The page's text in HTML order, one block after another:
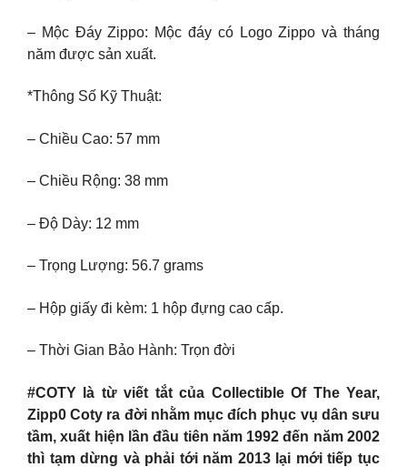
– Mộc Đáy Zippo: Mộc đáy có Logo Zippo và tháng
năm được sản xuất.
*Thông Số Kỹ Thuật:
– Chiều Cao: 57 mm
– Chiều Rộng: 38 mm
– Độ Dày: 12 mm
– Trọng Lượng: 56.7 grams
– Hộp giấy đi kèm: 1 hộp đựng cao cấp.
– Thời Gian Bảo Hành: Trọn đời
#COTY là từ viết tắt của Collectible Of The Year,
Zipp0 Coty ra đời nhằm mục đích phục vụ dân sưu
tầm, xuất hiện lần đầu tiên năm 1992 đến năm 2002
thì tạm dừng và phải tới năm 2013 lại mới tiếp tục